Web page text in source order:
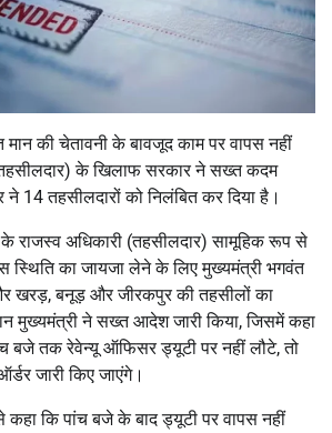
की चेतावनी के बावजूद काम पर वापस नहीं
के खिलाफ सरकार ने सख्त कदम
14 तहसीलदारों को निलंबित कर दिया है।
राजस्व अधिकारी (तहसीलदार) सामूहिक रूप से
का जायजा लेने के लिए मुख्यमंत्री भगवंत
खरड़, बनूड़ और जीरकपुर की तहसीलों का
मुख्यमंत्री ने सख्त आदेश जारी किया, जिसमें कहा
बजे तक रेवेन्यू ऑफिसर ड्यूटी पर नहीं लौटे, तो
जारी किए जाएंगे।
कि पांच बजे के बाद ड्यूटी पर वापस नहीं